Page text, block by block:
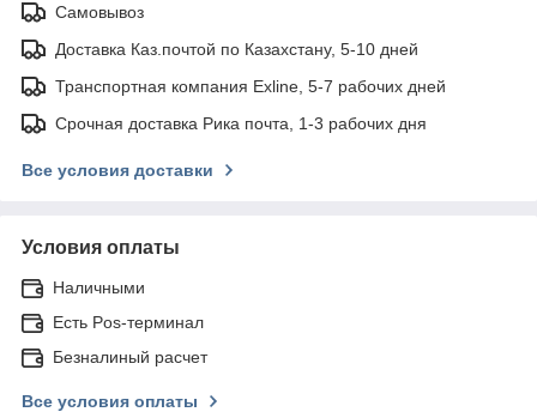
Самовывоз
Доставка Каз.почтой по Казахстану, 5-10 дней
Транспортная компания Exline, 5-7 рабочих дней
Срочная доставка Рика почта, 1-3 рабочих дня
Все условия доставки
Условия оплаты
Наличными
Есть Pos-терминал
Безналиный расчет
Все условия оплаты